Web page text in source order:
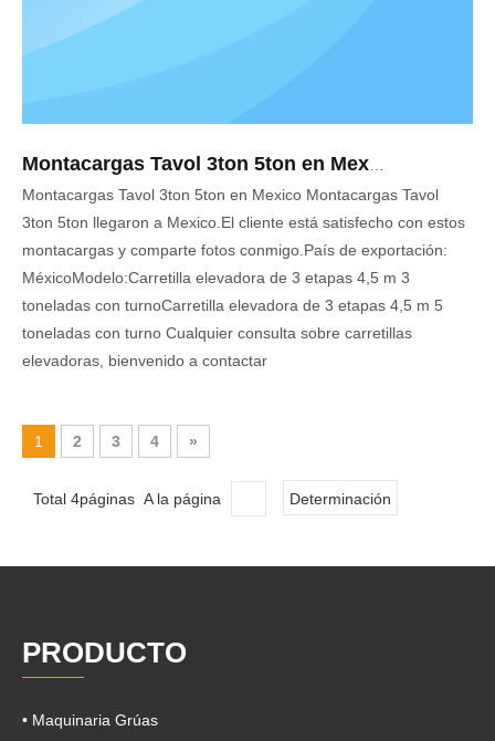
Montacargas Tavol 3ton 5ton en Mexico Montacargas Tavol
3ton 5ton llegaron a Mexico.El cliente está satisfecho con estos
montacargas y comparte fotos conmigo.País de exportación:
MéxicoModelo:Carretilla elevadora de 3 etapas 4,5 m 3
toneladas con turnoCarretilla elevadora de 3 etapas 4,5 m 5
toneladas con turno Cualquier consulta sobre carretillas
elevadoras, bienvenido a contactar
1 2 3 4 »
Total 4páginas A la página Determinación
PRODUCTO
• Maquinaria Grúas